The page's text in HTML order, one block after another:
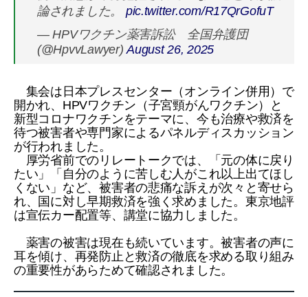
論されました。 pic.twitter.com/R17QrGofuT
— HPVワクチン薬害訴訟 全国弁護団
(@HpvvLawyer)August 26, 2025
集会は日本プレスセンター（オンライン併用）で
開かれ、HPVワクチン（子宮頸がんワクチン）と
新型コロナワクチンをテーマに、今も治療や救済を
待つ被害者や専門家によるパネルディスカッション
が行われました。
厚労省前でのリレートークでは、「元の体に戻り
たい」「自分のように苦しむ人がこれ以上出てほし
くない」など、被害者の悲痛な訴えが次々と寄せら
れ、国に対し早期救済を強く求めました。東京地評
は宣伝カー配置等、講堂に協力しました。
薬害の被害は現在も続いています。被害者の声に
耳を傾け、再発防止と救済の徹底を求める取り組み
の重要性があらためて確認されました。